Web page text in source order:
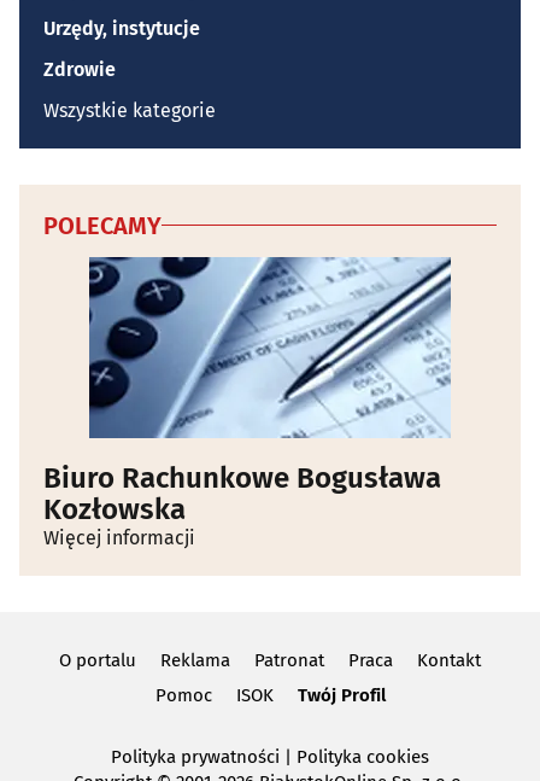
Urzędy, instytucje
Zdrowie
Wszystkie kategorie
POLECAMY
Biuro Rachunkowe Bogusława
Kozłowska
Więcej informacji
O portalu Reklama Patronat Praca
Kontakt
Pomoc
ISOK Twój Profil
Polityka prywatności | Polityka cookies